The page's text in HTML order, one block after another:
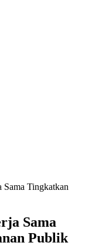
Tingkatkan
Sama
Publik